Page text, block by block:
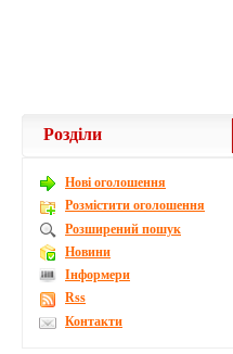
Розділи
Новi оголошення
Розмістити оголошення
Розширений пошук
Новини
Інформери
Rss
Контакти